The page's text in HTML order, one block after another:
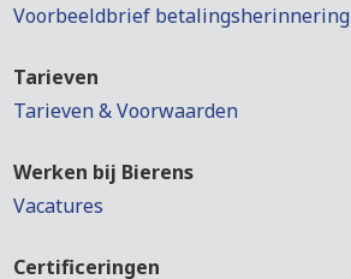
Voorbeeldbrief betalingsherinnering
Tarieven
Tarieven & Voorwaarden
Werken bij Bierens
Vacatures
Certificeringen